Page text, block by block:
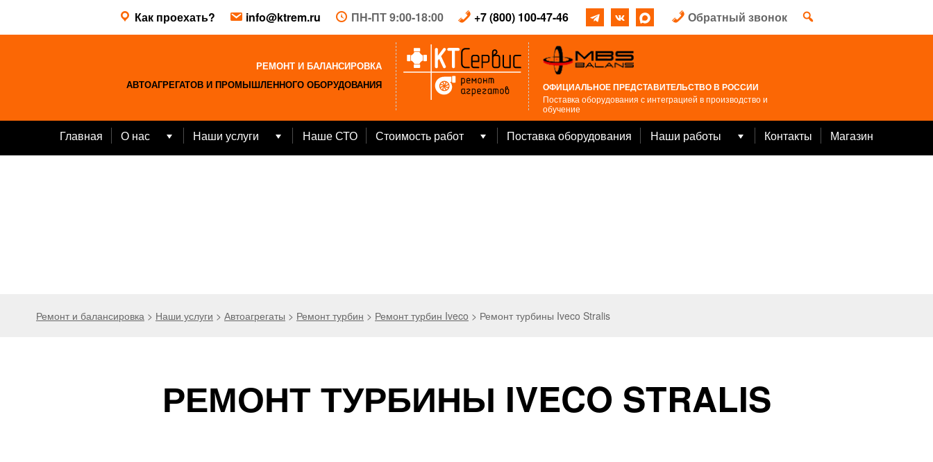
content
Как проехать? info@ktrem.ru ПН-ПТ 9:00-18:00 +7 (800) 100-47-46 Обратный звонок
РЕМОНТ И БАЛАНСИРОВКА
АВТОАГРЕГАТОВ И ПРОМЫШЛЕННОГО ОБОРУДОВАНИЯ
ОФИЦИАЛЬНОЕ ПРЕДСТАВИТЕЛЬСТВО В РОССИИ
Поставка оборудования с интеграцией в производство и
обучение
Главная О нас
Open
Наши услуги
Open
Наше СТО Стоимость работ
Open
Поставка оборудования Наши работы
Open
Контакты Магазин
Ремонт и балансировка > Наши услуги > Автоагрегаты > Ремонт турбин > Ремонт турбин Iveco > Ремонт турбины Iveco Stralis
РЕМОНТ ТУРБИНЫ IVECO STRALIS